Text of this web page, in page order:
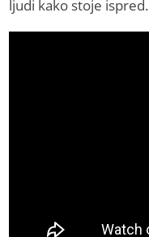
ljudi kako stoje ispred.